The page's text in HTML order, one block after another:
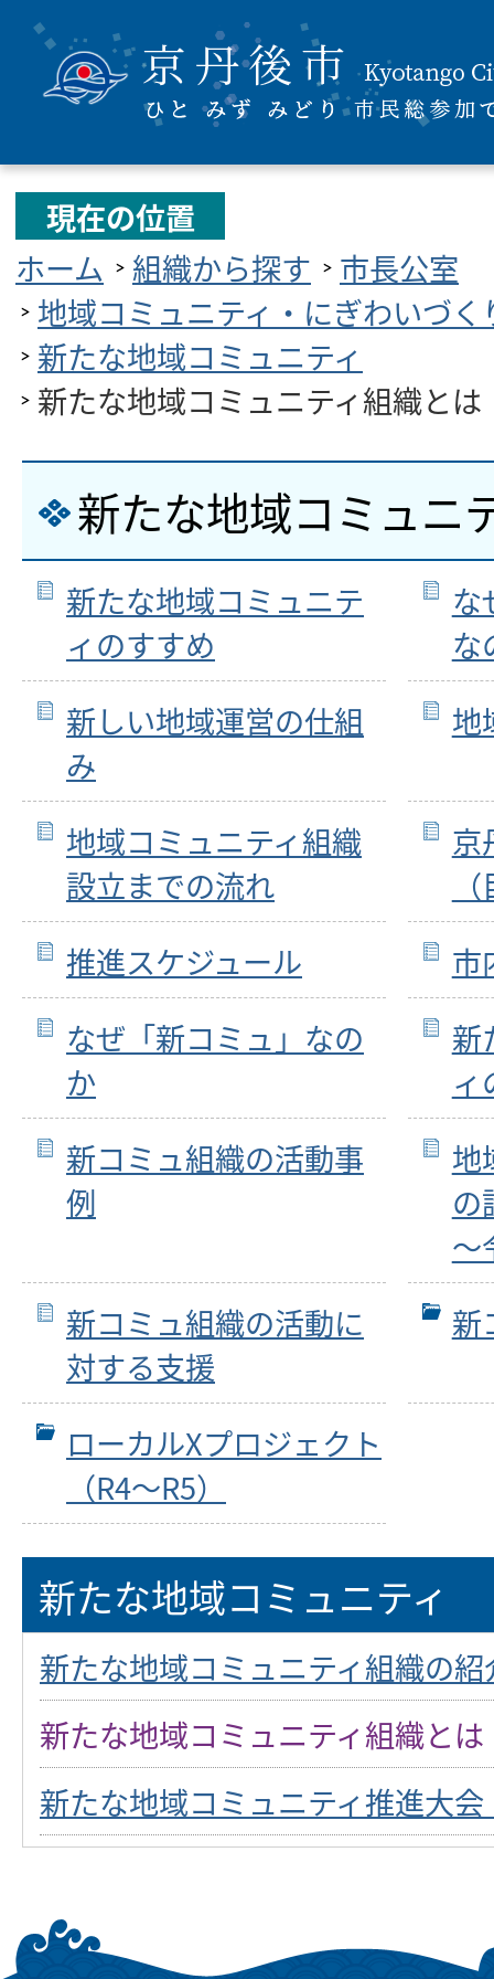
現在の位置
ホーム
組織から探す
市長公室
地域コミュニティ・にぎわいづく
新たな地域コミュニティ
新たな地域コミュニティ組織とは
新たな地域コミュニ
新たな地域コミュニテ
ィのすすめ
な
な
新しい地域運営の仕組
み
地
地域コミュニティ組織
設立までの流れ
京
推進スケジュール
市
なぜ「新コミュ」なの
か
新
ィ
新コミュ組織の活動事
例
地
の
～
新コミュ組織の活動に
対する支援
新
ローカルXプロジェクト
（R4～R5）
新たな地域コミュニティ
新たな地域コミュニティ組織の紹
新たな地域コミュニティ組織とは
新たな地域コミュニティ推進大